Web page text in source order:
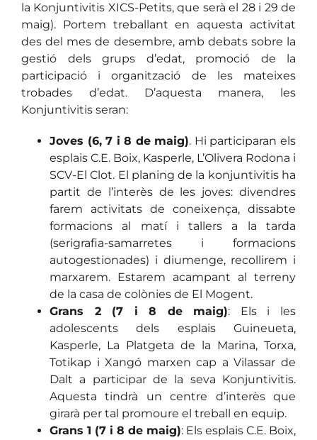
la Konjuntivitis XICS-Petits, que serà el 28 i 29 de
maig). Portem treballant en aquesta activitat
des del mes de desembre, amb debats sobre la
gestió dels grups d’edat, promoció de la
participació i organització de les mateixes
trobades d’edat. D’aquesta manera, les
Konjuntivitis seran:
Joves (6, 7 i 8 de maig). Hi participaran els
esplais C.E. Boix, Kasperle, L’Olivera Rodona i
SCV-El Clot. El planing de la konjuntivitis ha
partit de l’interès de les joves: divendres
farem activitats de coneixença, dissabte
formacions al matí i tallers a la tarda
(serigrafia-samarretes i formacions
autogestionades) i diumenge, recollirem i
marxarem. Estarem acampant al terreny
de la casa de colònies de El Mogent.
Grans 2 (7 i 8 de maig): Els i les
adolescents dels esplais Guineueta,
Kasperle, La Platgeta de la Marina, Torxa,
Totikap i Xangó marxen cap a Vilassar de
Dalt a participar de la seva Konjuntivitis.
Aquesta tindrà un centre d’interès que
girarà per tal promoure el treball en equip.
Grans 1 (7 i 8 de maig): Els esplais C.E. Boix,